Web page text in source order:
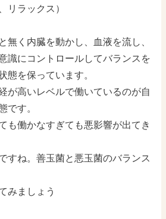
リラックス）
無く内臓を動かし、血液を流し、
識にコントロールしてバランスを
態を保っています。
が高いレベルで働いているのが自
です。
も働かなすぎても悪影響が出てき
すね。善玉菌と悪玉菌のバランス
みましょう